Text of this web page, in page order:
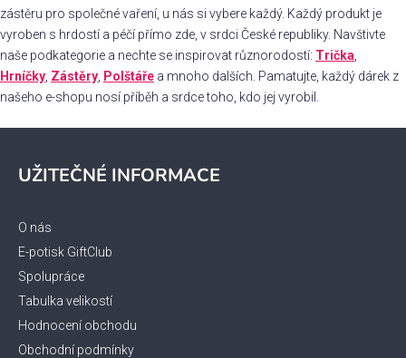
c
í
p
r
v
k
y
ý
p
zástěru pro společné vaření, u nás si vybere každý. Každý produkt je
vyroben s hrdostí a péčí přímo zde, v srdci České republiky. Navštivte
naše podkategorie a nechte se inspirovat různorodostí: Trička
Hrníčky Zástěry Polštáře a mnoho dalších. Pamatujte, každý dárek z
našeho e-shopu nosí příběh a srdce toho, kdo jej vyrobil.
UŽITEČNÉ INFORMACE
O nás
E-potisk GiftClub
Spolupráce
Tabulka velikostí
Hodnocení obchodu
Obchodní podmínky